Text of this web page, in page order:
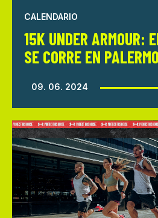
CALENDARIO
15K UNDER ARMOUR:
SE CORRE EN PALERMO
09. 06. 2024